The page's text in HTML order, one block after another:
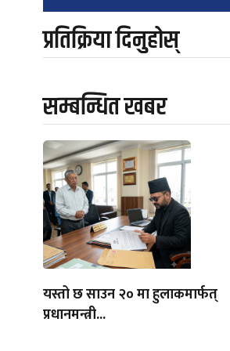
प्रतिक्रिया दिनुहोस्
सम्बन्धित खबर
यस्तो छ साउन २० मा हुलाकमार्फत्
प्रधानमन्त्री...